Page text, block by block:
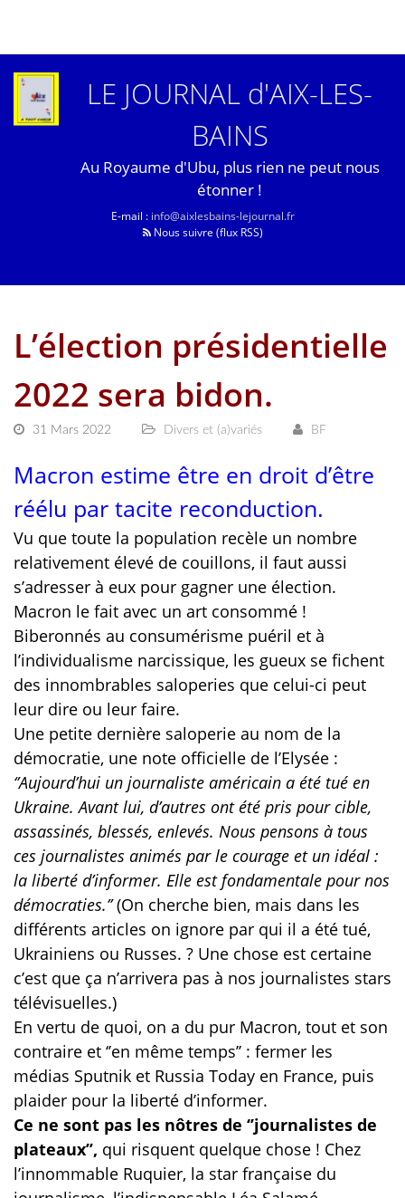
LE JOURNAL d'AIX-LES-
BAINS
Au Royaume d'Ubu, plus rien ne peut nous
étonner !
E-mail : info@aixlesbains-lejournal.fr
Nous suivre (flux RSS)
L’élection présidentielle
2022 sera bidon.
31 Mars 2022 Divers et (a)variés BF
Macron estime être en droit d’être
réélu par tacite reconduction.
Vu que toute la population recèle un nombre
relativement élevé de couillons, il faut aussi
s’adresser à eux pour gagner une élection.
Macron le fait avec un art consommé !
Biberonnés au consumérisme puéril et à
l’individualisme narcissique, les gueux se fichent
des innombrables saloperies que celui-ci peut
leur dire ou leur faire.
Une petite dernière saloperie au nom de la
démocratie, une note officielle de l’Elysée :
‘’Aujourd’hui un journaliste américain a été tué en
Ukraine. Avant lui, d’autres ont été pris pour cible,
assassinés, blessés, enlevés. Nous pensons à tous
ces journalistes animés par le courage et un idéal :
la liberté d’informer. Elle est fondamentale pour nos
démocraties.’’(On cherche bien, mais dans les
différents articles on ignore par qui il a été tué,
Ukrainiens ou Russes. ? Une chose est certaine
c’est que ça n’arrivera pas à nos journalistes stars
télévisuelles.)
En vertu de quoi, on a du pur Macron, tout et son
contraire et ‘’en même temps’’ : fermer les
médias Sputnik et Russia Today en France, puis
plaider pour la liberté d’informer.
Ce ne sont pas les nôtres de ‘’journalistes de
plateaux’’, qui risquent quelque chose ! Chez
l’innommable Ruquier, la star française du